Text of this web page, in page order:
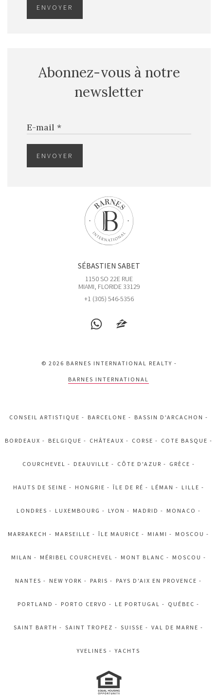
ENVOYER
Abonnez-vous à notre
newsletter
E-mail *
ENVOYER
SÉBASTIEN SABET
1150 SO 22E RUE
MIAMI, FLORIDE 33129
+1 (305) 546-5356
© 2026 BARNES INTERNATIONAL REALTY -
BARNES INTERNATIONAL
CONSEIL ARTISTIQUE BARCELONE BASSIN D'ARCACHON
BORDEAUX BELGIQUE CHÂTEAUX CORSE COTE BASQUE
COURCHEVEL DEAUVILLE CÔTE D'AZUR GRÈCE
HAUTS DE SEINE HONGRIE ÎLE DE RÉ LÉMAN LILLE
LONDRES LUXEMBOURG LYON MADRID MONACO
MARRAKECH MARSEILLE ÎLE MAURICE MIAMI MOSCOU
MILAN MÉRIBEL COURCHEVEL MONT BLANC MOSCOU
NANTES NEW YORK PARIS PAYS D'AIX EN PROVENCE
PORTLAND PORTO CERVO LE PORTUGAL QUÉBEC
SAINT BARTH SAINT TROPEZ SUISSE VAL DE MARNE
YVELINES YACHTS